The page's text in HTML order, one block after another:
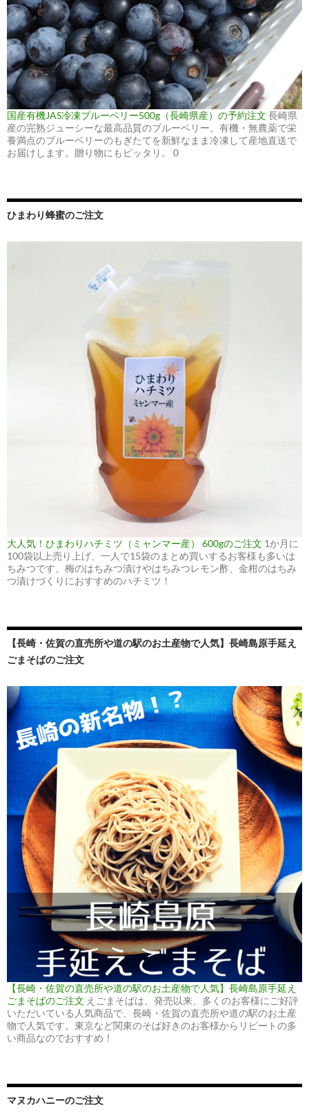
国産有機JAS冷凍ブルーベリー500g（長崎県産）の予約注文 長崎県
産の完熟ジューシーな最高品質のブルーベリー。有機・無農薬で栄
養満点のブルーベリーのもぎたてを新鮮なまま冷凍して産地直送で
お届けします。贈り物にもピッタリ。 0
ひまわり蜂蜜のご注文
大人気！ひまわりハチミツ（ミャンマー産） 600gのご注文 1か月に
100袋以上売り上げ、一人で15袋のまとめ買いするお客様も多いは
ちみつです。梅のはちみつ漬けやはちみつレモン酢、金柑のはちみ
つ漬けづくりにおすすめのハチミツ！
【長崎・佐賀の直売所や道の駅のお土産物で人気】長崎島原手延え
ごまそばのご注文
【長崎・佐賀の直売所や道の駅のお土産物で人気】長崎島原手延え
ごまそばのご注文 えごまそばは、発売以来、多くのお客様にご好評
いただいている人気商品で、長崎・佐賀の直売所や道の駅のお土産
物で人気です。東京など関東のそば好きのお客様からリピートの多
い商品なのでおすすめ！
マヌカハニーのご注文